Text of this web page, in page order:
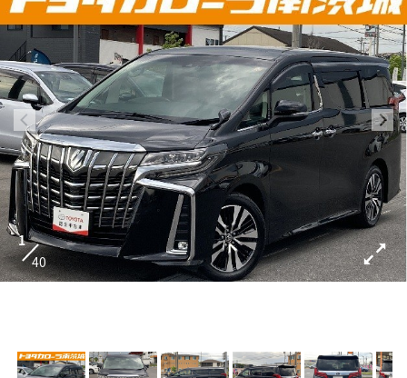
1
40